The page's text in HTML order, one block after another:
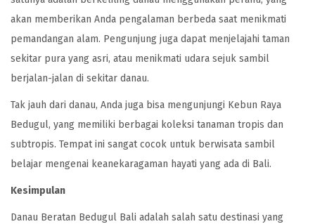
akan memberikan Anda pengalaman berbeda saat menikmati
pemandangan alam. Pengunjung juga dapat menjelajahi taman
sekitar pura yang asri, atau menikmati udara sejuk sambil
berjalan-jalan di sekitar danau.
Tak jauh dari danau, Anda juga bisa mengunjungi Kebun Raya
Bedugul, yang memiliki berbagai koleksi tanaman tropis dan
subtropis. Tempat ini sangat cocok untuk berwisata sambil
belajar mengenai keanekaragaman hayati yang ada di Bali.
Kesimpulan
Danau Beratan Bedugul Bali adalah salah satu destinasi yang